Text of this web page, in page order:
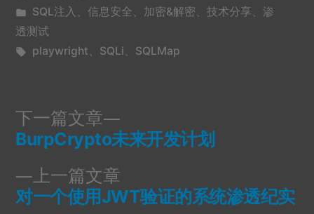
发
布
于
SQL注入 、 信息安全、 加密&解密、 技术分享、 渗
透测试
标
playwright、 SQLi、 SQLMap
文
章 上一篇文章
一
对一个使用JWT验证的系统渗透纪实
下一篇文章
一
章：
BurpCrypto未来开发计划